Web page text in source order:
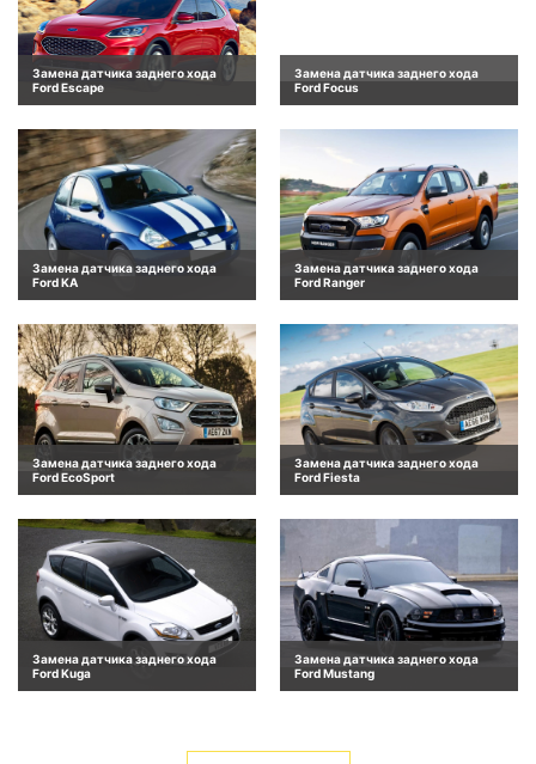
Замена датчика заднего хода
Ford Escape
Замена датчика заднего хода
Ford Focus
Замена датчика заднего хода
Ford KA
Замена датчика заднего хода
Ford Ranger
Замена датчика заднего хода
Ford EcoSport
Замена датчика заднего хода
Ford Fiesta
Замена датчика заднего хода
Ford Kuga
Замена датчика заднего хода
Ford Mustang